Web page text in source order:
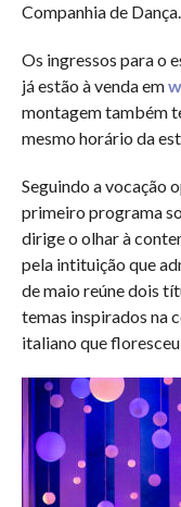
Companhia de Dança.
Os ingressos para o
já estão à venda em
montagem também
mesmo horário da
Seguindo a vocação
primeiro programa
dirige o olhar à
pela intituição que
de maio reúne dois
temas inspirados na
italiano que